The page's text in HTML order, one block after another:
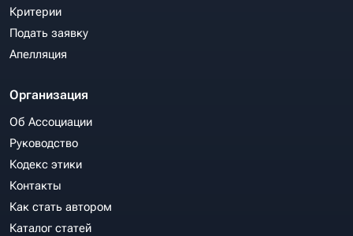
Критерии
Подать заявку
Апелляция
Организация
Об Ассоциации
Руководство
Кодекс этики
Контакты
Как стать автором
Каталог статей